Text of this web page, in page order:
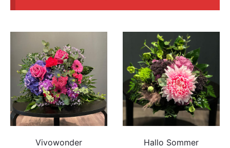
Vivowonder
Hallo Sommer